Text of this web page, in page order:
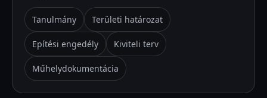
Tanulmány Területi határozat
Epítési engedély Kiviteli terv
Műhelydokumentácia